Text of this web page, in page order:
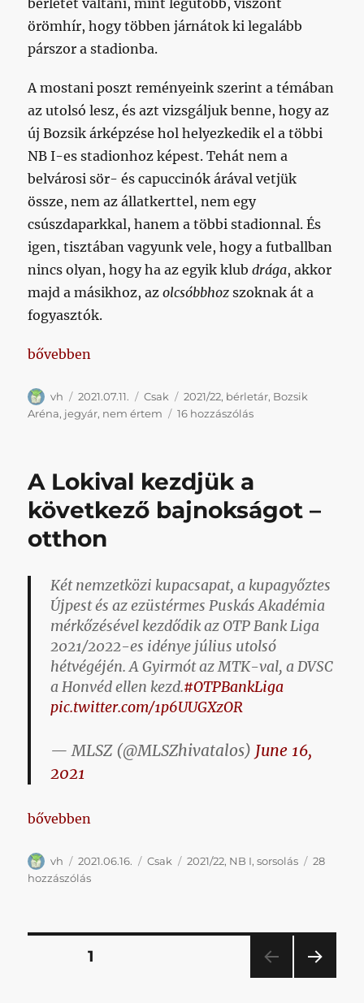
bérletet váltani, mint legutóbb, viszont
örömhír, hogy többen járnátok ki legalább
párszor a stadionba.
A mostani poszt reményeink szerint a témában
az utolsó lesz, és azt vizsgáljuk benne, hogy az
új Bozsik árképzése hol helyezkedik el a többi
NB I-es stadionhoz képest. Tehát nem a
belvárosi sör- és capuccinók árával vetjük
össze, nem az állatkerttel, nem egy
csúszdaparkkal, hanem a többi stadionnal. És
igen, tisztában vagyunk vele, hogy a futballban
nincs olyan, hogy ha az egyik klubdrága, akkor
majd a másikhoz, azolcsóbbhoz szoknak át a
fogyasztók.
„Még egyszer utoljára a jegy- és bérletárakról:
bővebben
Szerző
vh Közzétéve
2021.07.11. Kategória
Csak Címke
2021/22, bérletár, Bozsik
Aréna, jegyár, nem értem 16 hozzászólásMég
jegy-
és
bérletárakról:
es
összevetésben
című
bejegyzéshez
A Lokival kezdjük a
következő bajnokságot –
otthon
Két nemzetközi kupacsapat, a kupagyőztes
Újpest és az ezüstérmes Puskás Akadémia
mérkőzésével kezdődik az OTP Bank Liga
2021/2022-es idénye július utolsó
hétvégéjén. A Gyirmót az MTK-val, a DVSC
a Honvéd ellen kezd.#OTPBankLiga
pic.twitter.com/1p6UUGXzOR
— MLSZ (@MLSZhivatalos) June 16,
2021
„A Lokival kezdjük a következő bajnokságot –
bővebben
Szerző
vh Közzétéve
2021.06.16. Kategória
Csak Címke
2021/22, NB I,sorsolás
28
hozzászólásA
bajnokságot
Bejegyzések
OLDAL1